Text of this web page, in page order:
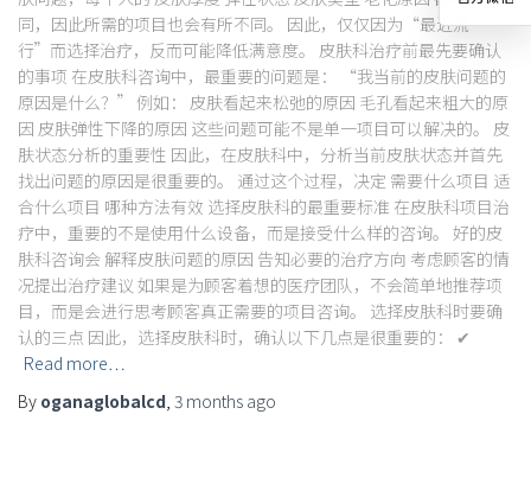
同，因此所需的项目也会有所不同。 因此，仅仅因为“最近流
行”而选择治疗，反而可能降低满意度。 皮肤科治疗前最先要确认
的事项 在皮肤科咨询中，最重要的问题是： “我当前的皮肤问题的
原因是什么？” 例如： 皮肤看起来松弛的原因 毛孔看起来粗大的原
因 皮肤弹性下降的原因 这些问题可能不是单一项目可以解决的。 皮
肤状态分析的重要性 因此，在皮肤科中，分析当前皮肤状态并首先
找出问题的原因是很重要的。 通过这个过程，决定 需要什么项目 适
合什么项目 哪种方法有效 选择皮肤科的最重要标准 在皮肤科项目治
疗中，重要的不是使用什么设备，而是接受什么样的咨询。 好的皮
肤科咨询会 解释皮肤问题的原因 告知必要的治疗方向 考虑顾客的情
况提出治疗建议 如果是为顾客着想的医疗团队，不会简单地推荐项
目，而是会进行思考顾客真正需要的项目咨询。 选择皮肤科时要确
认的三点 因此，选择皮肤科时，确认以下几点是很重要的： ✔
Read more…
By oganaglobalcd 3 months ago